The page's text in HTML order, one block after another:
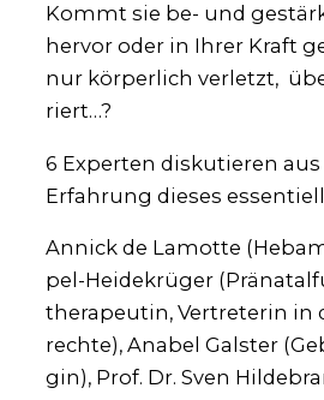
Kommt sie be- und
her­vor oder in Ihrer Kraft
nur kör­per­lich ver­letzt,
riert…?
6 Exper­ten dis­ku­tie­ren
Erfah­rung die­ses
Annick de Lamot­te
pel-Hei­de­krü­ger
the­ra­peu­tin, Ver­tre­te­rin in
rech­te), Ana­bel Gals­ter
gin), Prof. Dr. Sven